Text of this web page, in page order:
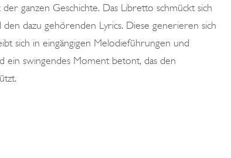
ganzen Geschichte. Das Libretto schmückt sich
dazu gehörenden Lyrics. Diese generieren sich
sich in eingängigen Melodieführungen und
ein swingendes Moment betont, das den